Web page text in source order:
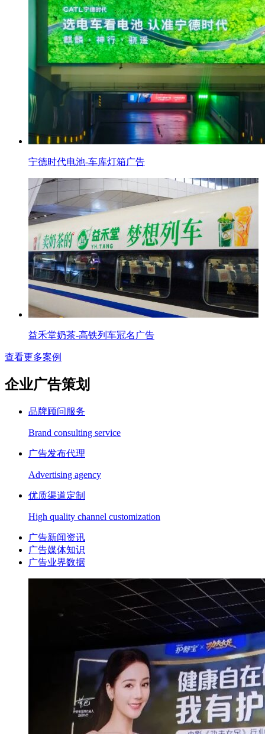
宁德时代电池-车库灯箱广告
益禾堂奶茶-高铁列车冠名广告
查看更多案例
企业广告策划
品牌顾问服务
Brand consulting service
广告发布代理
Advertising agency
优质渠道定制
High quality channel customization
广告新闻资讯
广告媒体知识
广告业界数据